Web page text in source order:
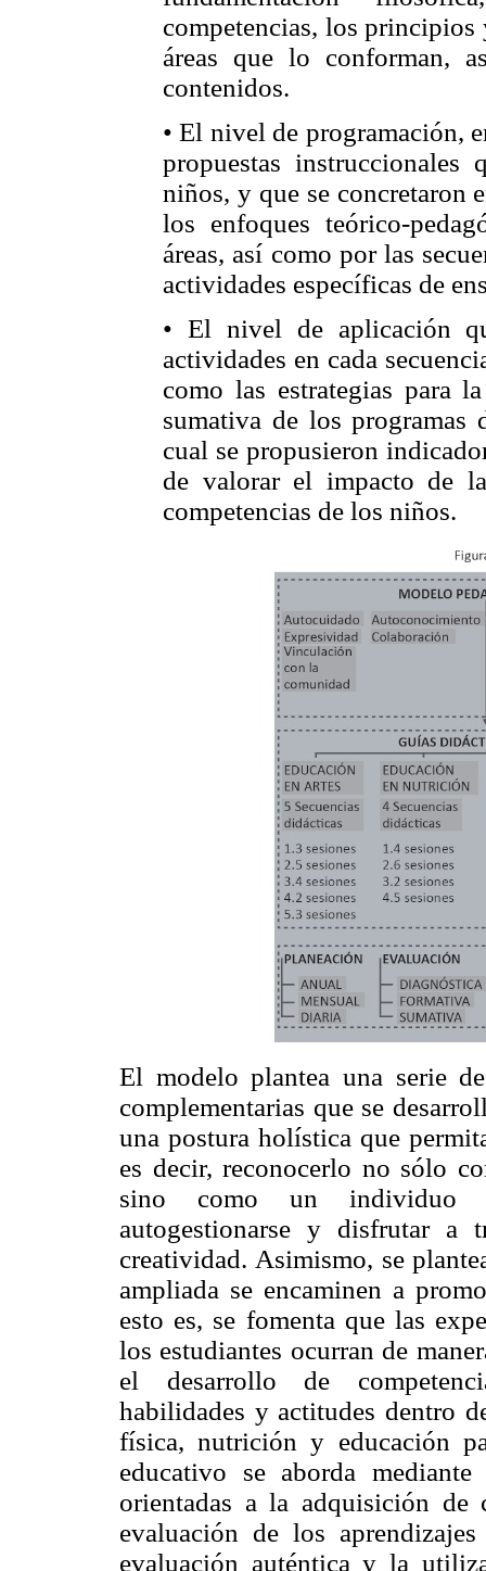
competencias, los principios
áreas que lo conforman,
contenidos.
• El nivel de programación,
propuestas
niños, y que se concretaron
los enfoques teórico-
áreas, así como por las
actividades específicas de
• El nivel de aplicación
actividades en cada
como las estrategias para
sumativa de los programas
cual se propusieron
de valorar el impacto de
competencias de los niños.
El modelo plantea una serie
complementarias que se
una postura holística que
es decir, reconocerlo no sólo
sino como un individuo
autogestionarse y disfrutar
creatividad. Asimismo, se
ampliada se encaminen a
esto es, se fomenta que las
los estudiantes ocurran de
el desarrollo de
habilidades y actitudes dentro
física, nutrición y educación
educativo se aborda
orientadas a la adquisición de
evaluación de los
evaluación auténtica y la